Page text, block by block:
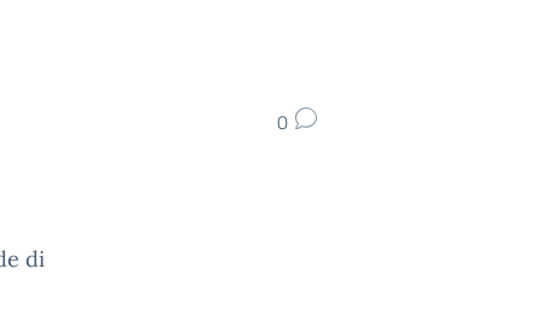
0
di